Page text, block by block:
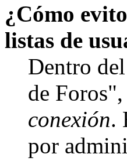
¿Cómo
listas de
Dentro
de
conexión.
por